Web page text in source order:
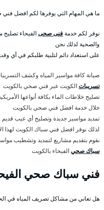
ما هي المهام التي يوفرها لكم افضل
نوفر لكم خدمةفنى صحىالفيحاء تصليح
والصحية لذلك نحن
على استعداد دائم لتلبية طلبكم في أي
صيانة كافة مواسير المياه وكشف
تسريباتالكويت عبر فني صحي بالكويت
تصليح خلاطات الماء بكافة أنواعها
خلال خدمة افضل فني صحي بالكويت
تمديد مواسير جديدة وتصليح أي عيب قديم
لذلك نوفر افضل فني سباك الكويت لهذا
نقوم بتقديم مشاريع لتمديد وتشطيب
سباك صحيالفيحاء بالكويت
فني سباك صحي
هل تعاني من مشاكل تصريف المياه في